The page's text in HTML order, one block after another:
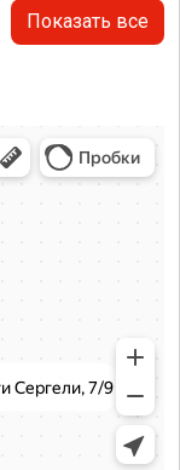
Показать все